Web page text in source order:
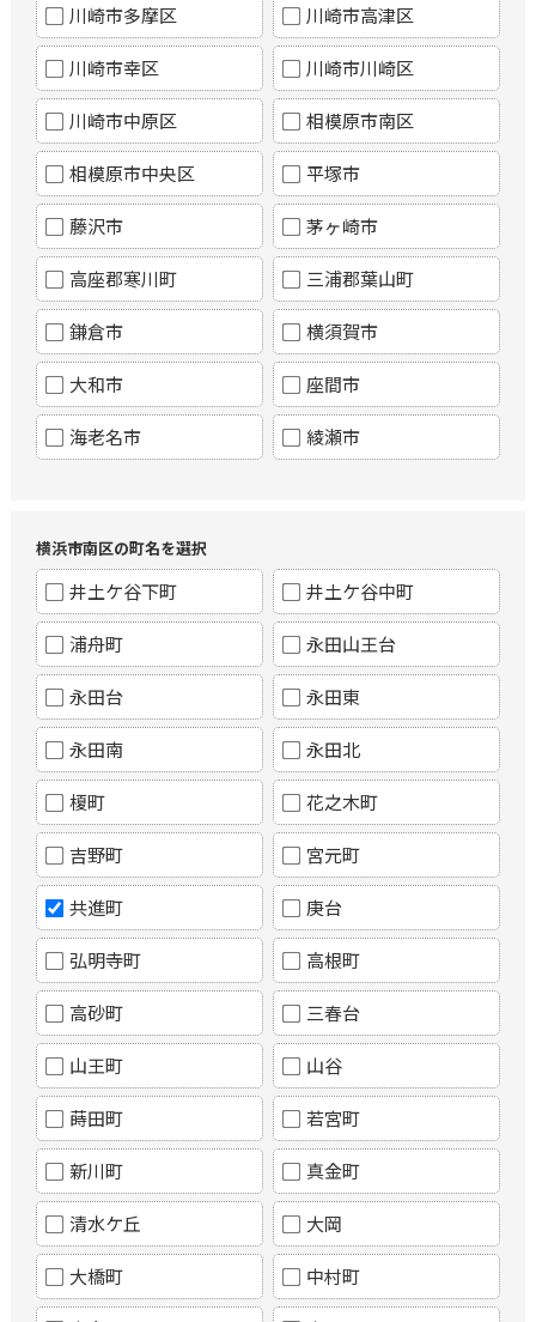
川崎市多摩区 川崎市高津区
川崎市幸区 川崎市川崎区
川崎市中原区 相模原市南区
相模原市中央区 平塚市
藤沢市 茅ヶ崎市
高座郡寒川町 三浦郡葉山町
鎌倉市 横須賀市
大和市 座間市
海老名市 綾瀬市
横浜市南区の町名を選択
井土ケ谷下町 井土ケ谷中町
浦舟町 永田山王台
永田台 永田東
永田南 永田北
榎町 花之木町
吉野町 宮元町
共進町 庚台
弘明寺町 高根町
高砂町 三春台
山王町 山谷
蒔田町 若宮町
新川町 真金町
清水ケ丘 大岡
大橋町 中村町